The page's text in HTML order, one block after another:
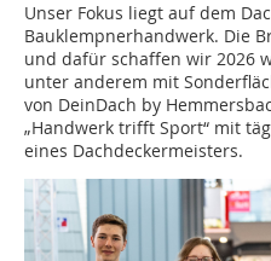
Unser Fokus liegt auf dem
Bauklempnerhandwerk. Die
und dafür schaffen wir 2026
unter anderem mit
von DeinDach by
„Handwerk trifft Sport“ mit
eines Dachdeckermeisters.